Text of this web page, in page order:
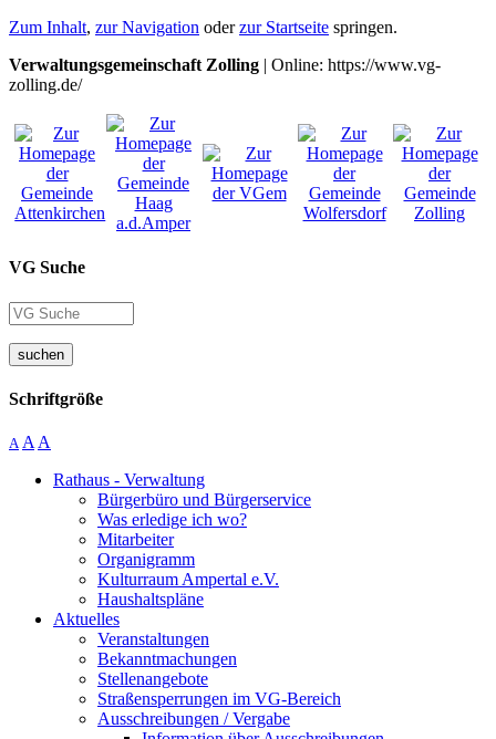
Zum Inhalt, zur Navigation oderzur Startseite springen.
Verwaltungsgemeinschaft Zolling | Online: https://www.vg-
zolling.de/
VG Suche
suchen
Schriftgröße
A A A
Rathaus - Verwaltung
Bürgerbüro und Bürgerservice
Was erledige ich wo?
Mitarbeiter
Organigramm
Kulturraum Ampertal e.V.
Haushaltspläne
Aktuelles
Veranstaltungen
Bekanntmachungen
Stellenangebote
Straßensperrungen im VG-Bereich
Ausschreibungen / Vergabe